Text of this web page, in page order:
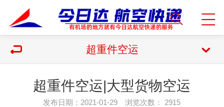
超重件空运
超重件空运|大型货物空运
发布日期：2021-01-29 浏览次数： 2915